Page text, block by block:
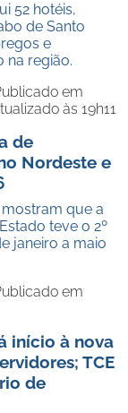
52 hotéis,
de Santo
e
na região.
em
às 19h11
de
Nordeste e
que a
teve o 2º
janeiro a maio
em
início à nova
TCE
de